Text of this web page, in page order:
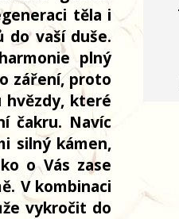
těla i
do vaší duše.
plný
záření, proto
které
čakru. Navíc
silný kámen,
o Vás zase
V kombinaci
vykročit do